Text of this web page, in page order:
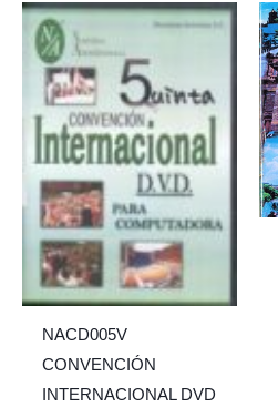
NACD005V
CONVENCIÓN
INTERNACIONAL DVD